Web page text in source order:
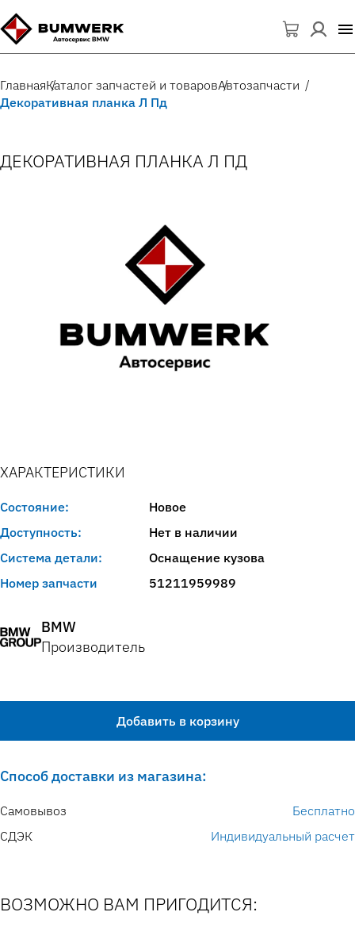
ГлавнаяКаталог запчастей и товаровАвтозапчасти
Декоративная планка Л Пд
ДЕКОРАТИВНАЯ ПЛАНКА Л ПД
ХАРАКТЕРИСТИКИ
Состояние:
Новое
Доступность:
Нет в наличии
Система детали:
Оснащение кузова
Номер запчасти
51211959989
BMW
Производитель
Добавить в корзину
Способ доставки из магазина:
Самовывоз
Бесплатно
СДЭК
Индивидуальный расчет
ВОЗМОЖНО ВАМ ПРИГОДИТСЯ: